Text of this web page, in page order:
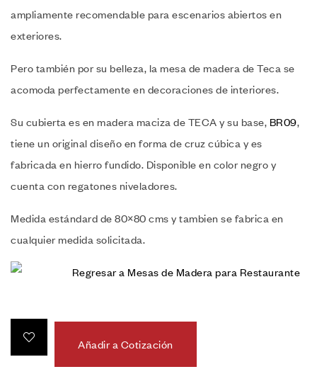
ampliamente recomendable para escenarios abiertos en
exteriores.
Pero también por su belleza, la mesa de madera de Teca se
acomoda perfectamente en decoraciones de interiores.
Su cubierta es en madera maciza de TECA y su base, BR09,
tiene un original diseño en forma de cruz cúbica y es
fabricada en hierro fundido. Disponible en color negro y
cuenta con regatones niveladores.
Medida estándard de 80×80 cms y tambien se fabrica en
cualquier medida solicitada.
Regresar a Mesas de Madera para Restaurante
Añadir a Cotización